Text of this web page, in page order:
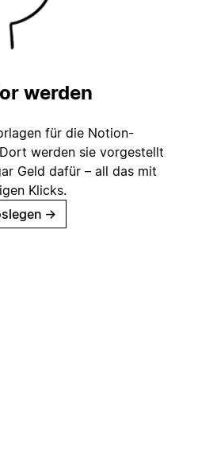
werden
für die Notion-
werden sie vorgestellt
Geld dafür – all das mit
Klicks.
→